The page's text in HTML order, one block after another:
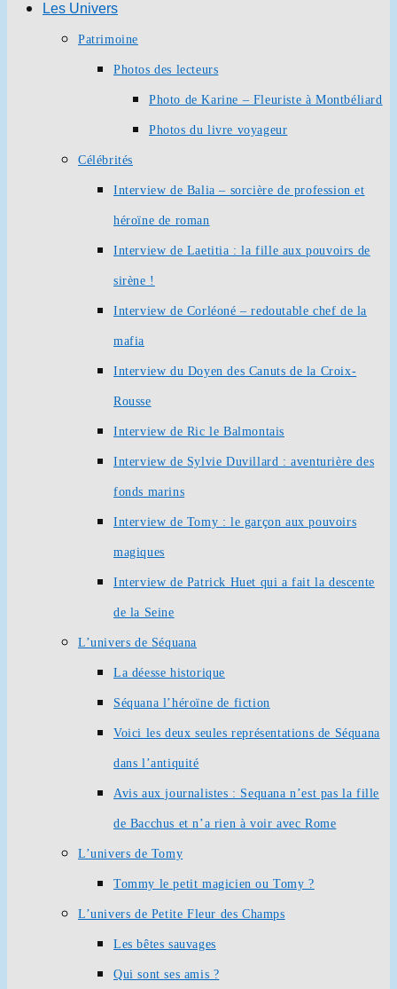
Les Univers
Patrimoine
Photos des lecteurs
Photo de Karine – Fleuriste à Montbéliard
Photos du livre voyageur
Célébrités
Interview de Balia – sorcière de profession et
héroïne de roman
Interview de Laetitia : la fille aux pouvoirs de
sirène !
Interview de Corléoné – redoutable chef de la
mafia
Interview du Doyen des Canuts de la Croix-
Rousse
Interview de Ric le Balmontais
Interview de Sylvie Duvillard : aventurière des
fonds marins
Interview de Tomy : le garçon aux pouvoirs
magiques
Interview de Patrick Huet qui a fait la descente
de la Seine
L’univers de Séquana
La déesse historique
Séquana l’héroïne de fiction
Voici les deux seules représentations de Séquana
dans l’antiquité
Avis aux journalistes : Sequana n’est pas la fille
de Bacchus et n’a rien à voir avec Rome
L’univers de Tomy
Tommy le petit magicien ou Tomy ?
L’univers de Petite Fleur des Champs
Les bêtes sauvages
Qui sont ses amis ?